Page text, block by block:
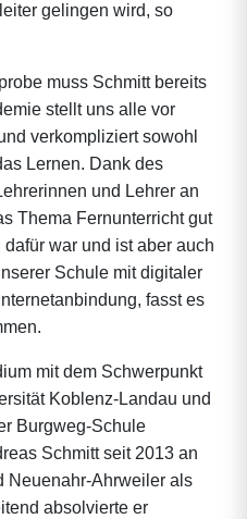
gelingen wird, so
muss Schmitt bereits
stellt uns alle vor
verkompliziert sowohl
Lernen. Dank des
und Lehrer an
Thema Fernunterricht gut
war und ist aber auch
Schule mit digitaler
fasst es
mit dem Schwerpunkt
Koblenz-Landau und
Burgweg-Schule
Schmitt seit 2013 an
Neuenahr-Ahrweiler als
absolvierte er